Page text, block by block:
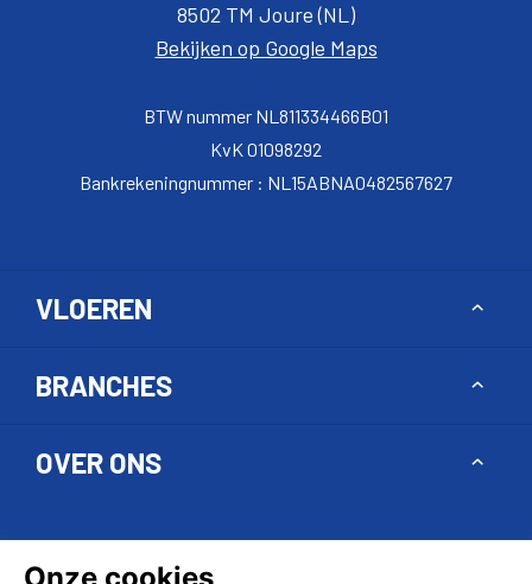
8502 TM Joure (NL)
Bekijken op Google Maps
BTW nummer NL811334466B01
KvK 01098292
Bankrekeningnummer : NL15ABNA0482567627
VLOEREN
BRANCHES
OVER ONS